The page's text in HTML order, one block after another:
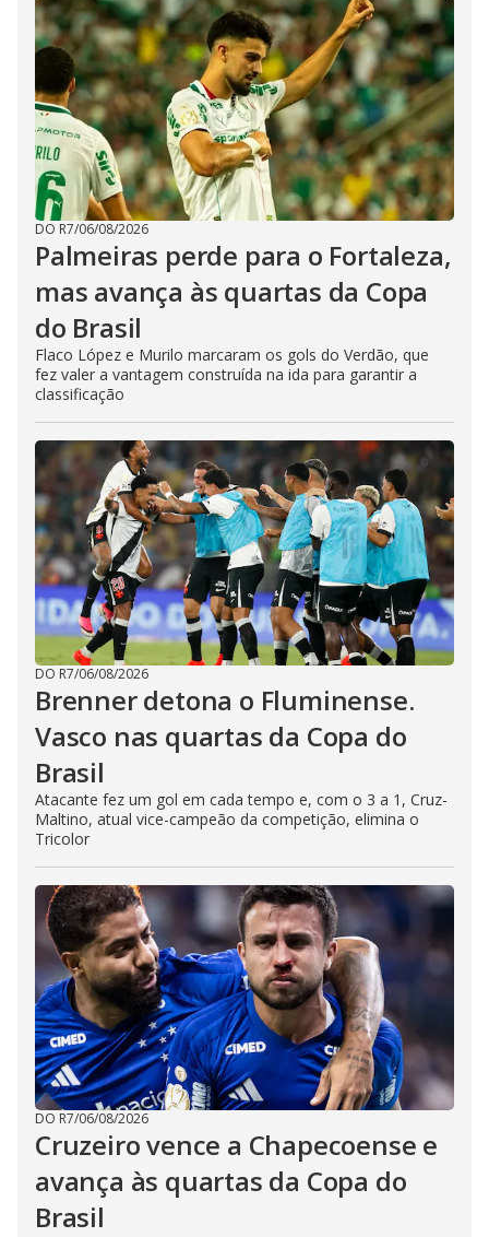
DO R7/06/08/2026
Palmeiras perde para o Fortaleza,
mas avança às quartas da Copa
do Brasil
Flaco López e Murilo marcaram os gols do Verdão, que
fez valer a vantagem construída na ida para garantir a
classificação
DO R7/06/08/2026
Brenner detona o Fluminense.
Vasco nas quartas da Copa do
Brasil
Atacante fez um gol em cada tempo e, com o 3 a 1, Cruz-
Maltino, atual vice-campeão da competição, elimina o
Tricolor
DO R7/06/08/2026
Cruzeiro vence a Chapecoense e
avança às quartas da Copa do
Brasil